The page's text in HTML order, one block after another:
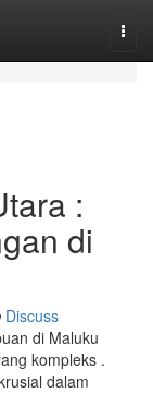
:
di
Discuss
di Maluku
kompleks .
dalam